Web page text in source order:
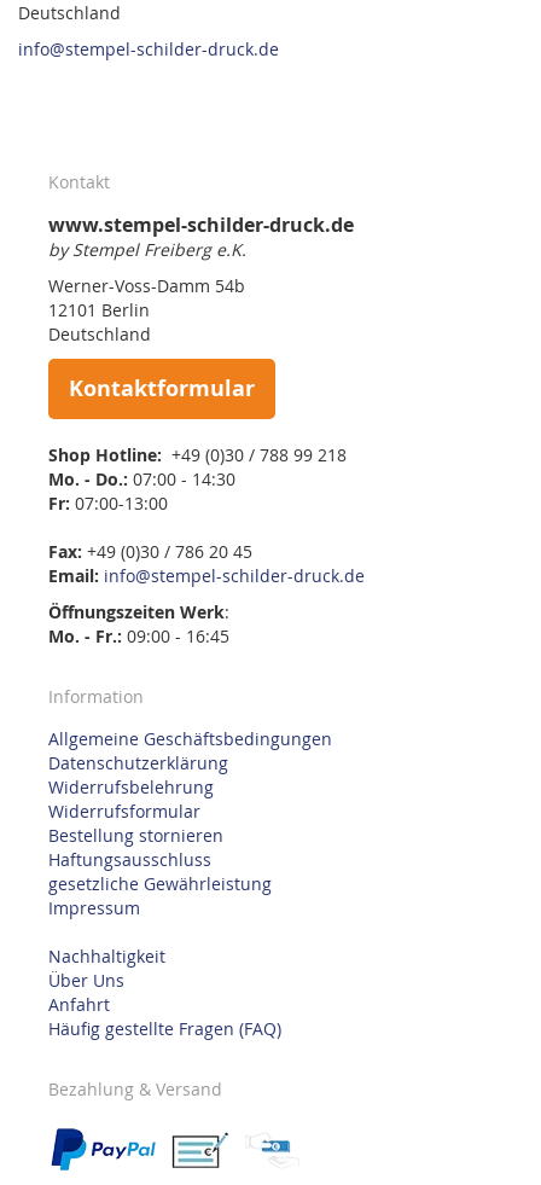
Deutschland
info@stempel-schilder-druck.de
Kontakt
www.stempel-schilder-druck.de
by Stempel Freiberg e.K.
Werner-Voss-Damm 54b
12101 Berlin
Deutschland
Kontaktformular
Shop Hotline: +49 (0)30 / 788 99 218
Mo. - Do.: 07:00 - 14:30
Fr: 07:00-13:00
Fax: +49 (0)30 / 786 20 45
Email: info@stempel-schilder-druck.de
Öffnungszeiten Werk:
Mo. - Fr.: 09:00 - 16:45
Information
Allgemeine Geschäftsbedingungen
Datenschutzerklärung
Widerrufsbelehrung
Widerrufsformular
Bestellung stornieren
Haftungsausschluss
gesetzliche Gewährleistung
Impressum
Nachhaltigkeit
Über Uns
Anfahrt
Häufig gestellte Fragen (FAQ)
Bezahlung & Versand